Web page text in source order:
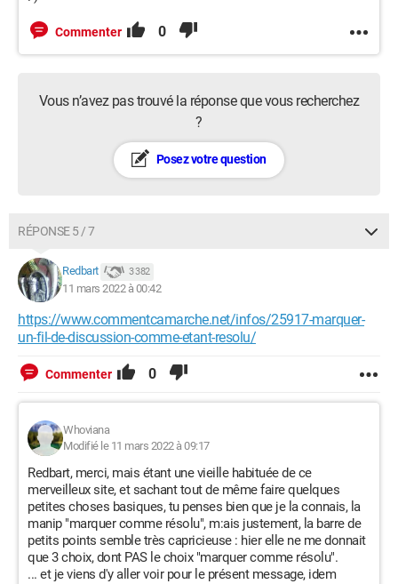
Commenter 0
Vous n’avez pas trouvé la réponse que vous recherchez
?
Posez votre question
RÉPONSE 5 / 7
Redbart 3 382
11 mars 2022 à 00:42
https://www.commentcamarche.net/infos/25917-marquer-
un-fil-de-discussion-comme-etant-resolu/
Commenter 0
Whoviana
Modifié le 11 mars 2022 à 09:17
Redbart, merci, mais étant une vieille habituée de ce
merveilleux site, et sachant tout de même faire quelques
petites choses basiques, tu penses bien que je la connais, la
manip "marquer comme résolu", m:ais justement, la barre de
petits points semble très capricieuse : hier elle ne me donnait
que 3 choix, dont PAS le choix "marquer comme résolu".
... et je viens d'y aller voir pour le présent message, idem